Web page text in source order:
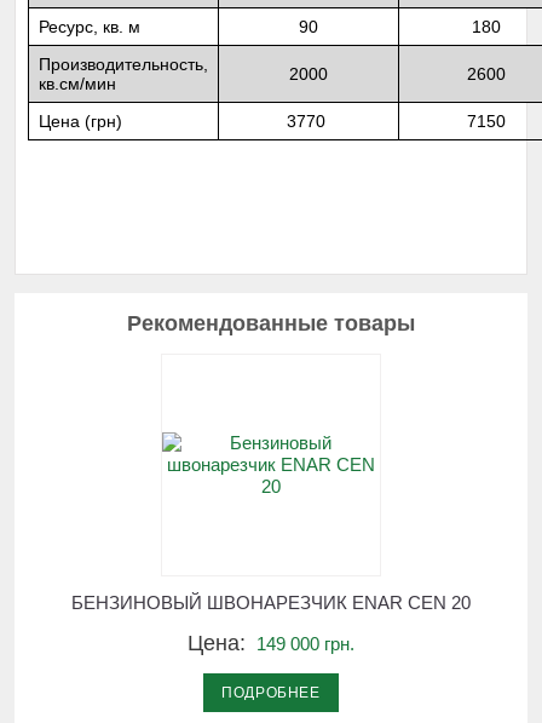
Ресурс, кв. м 90
180
Производительность,
кв.см/мин
2000 2600
Цена (грн) 3770 7150
Рекомендованные товары
БЕНЗИНОВЫЙ ШВОНАРЕЗЧИК ENAR CEN 20
Цена: 149 000 грн.
ПОДРОБНЕЕ